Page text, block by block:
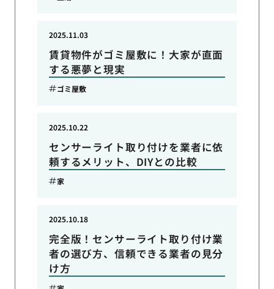
賃貸物件がゴミ屋敷に！大家が直面
する悪夢と現実
2025.11.03
ゴミ屋敷
センサーライト取り付けを業者に依
頼するメリット、DIYとの比較
2025.10.22
家
完全版！センサーライト取り付け業
者の選び方、信頼できる業者の見分
け方
2025.10.18